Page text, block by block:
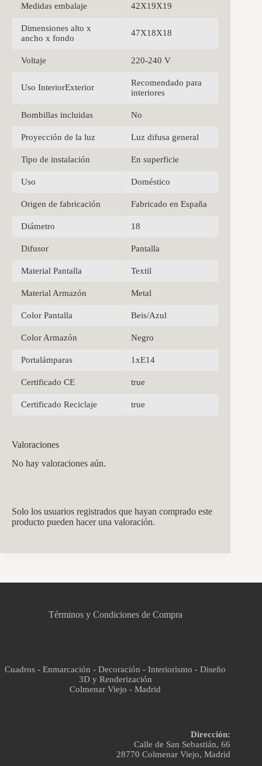
Medidas embalaje 42X19X19
Dimensiones alto x
ancho x fondo
47X18X18
Voltaje 220-240 V
Uso InteriorExterior
Recomendado para
interiores
Bombillas incluidas No
Proyección de la luz Luz difusa general
Tipo de instalación En superficie
Uso Doméstico
Origen de fabricación Fabricado en España
Diámetro 18
Difusor Pantalla
Material Pantalla Textil
Material Armazón Metal
Color Pantalla Beis/Azul
Color Armazón Negro
Portalámparas 1xE14
Certificado CE true
Certificado Reciclaje true
Valoraciones
No hay valoraciones aún.
Solo los usuarios registrados que hayan comprado este
producto pueden hacer una valoración.
Términos y Condiciones de Compra
Cuadros - Enmarcación - Decoración - Interiorismo - Diseño
3D y Renderización
Colmenar Viejo - Madrid
Dirección:
Calle de San Sebastián, 66
28770 Colmenar Viejo, Madrid
Asistente virtual · En línea